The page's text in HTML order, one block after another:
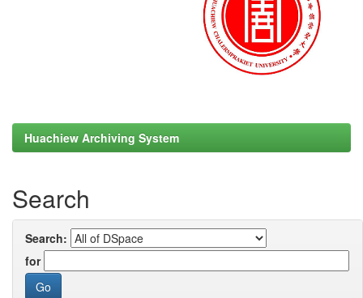
Huachiew Archiving System
Search
Search:
for